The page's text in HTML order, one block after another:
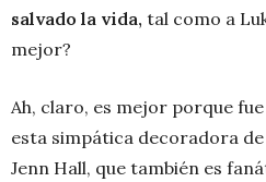
salvado la vida, tal como a
mejor?
Ah, claro, es mejor porque
esta simpática decoradora
Jenn Hall, que también es